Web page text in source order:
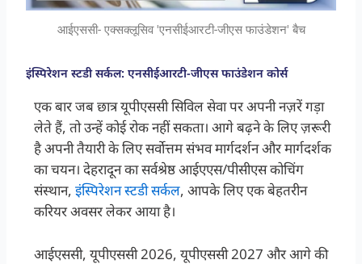
आईएससी- एक्सक्लूसिव 'एनसीईआरटी-जीएस फाउंडेशन' बैच
इंस्पिरेशन स्टडी सर्कल: एनसीईआरटी-जीएस फाउंडेशन कोर्स
एक बार जब छात्र यूपीएससी सिविल सेवा पर अपनी नज़रें गड़ा
लेते हैं, तो उन्हें कोई रोक नहीं सकता। आगे बढ़ने के लिए ज़रूरी
है अपनी तैयारी के लिए सर्वोत्तम संभव मार्गदर्शन और मार्गदर्शक
का चयन। देहरादून का सर्वश्रेष्ठ आईएएस/पीसीएस कोचिंग
संस्थान,इंस्पिरेशन स्टडी सर्कल, आपके लिए एक बेहतरीन
करियर अवसर लेकर आया है।
आईएससी, यूपीएससी 2026, यूपीएससी 2027 और आगे की